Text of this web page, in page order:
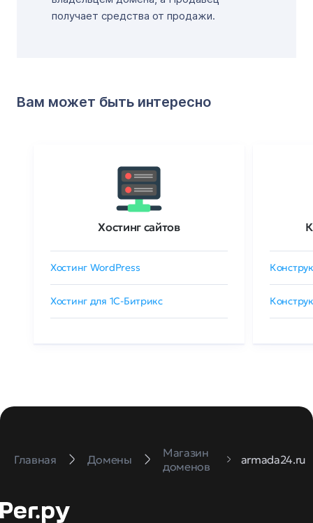
получает средства от продажи.
Вам может быть интересно
Хостинг сайтов
Хостинг WordPress
Хостинг для 1C-Битрикс
Главная Домены
Магазин
доменов
armada24.ru